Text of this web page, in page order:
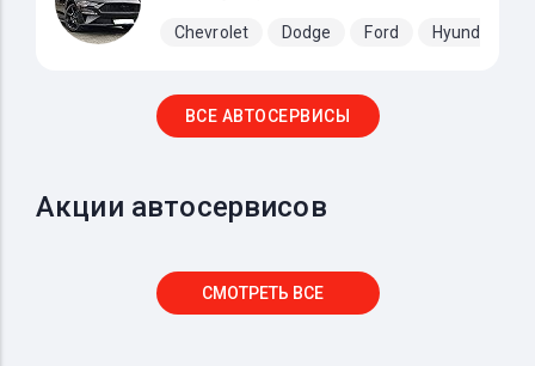
Chevrolet Dodge Ford Hyundai
ВСЕ АВТОСЕРВИСЫ
Акции автосервисов
СМОТРЕТЬ ВСЕ